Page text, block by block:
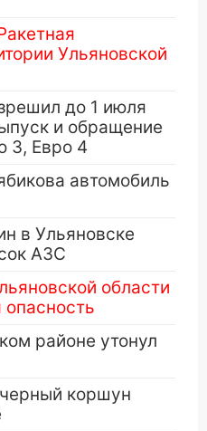
Ульяновской
до 1 июля
и обращение
3, Евро 4
автомобиль
в Ульяновске
АЗС
области
опасность
районе утонул
коршун